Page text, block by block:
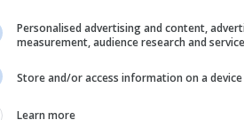
Personalised advertising and content,
measurement, audience research and
Store and/or access information on a device
Learn more